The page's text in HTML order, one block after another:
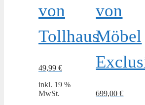
von
Tollhaus
49,99 €
inkl. 19 %
MwSt.
von
Möbel
699,00€